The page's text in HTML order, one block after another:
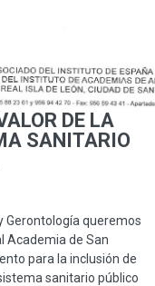
DE LA
SANITARIO
Gerontología queremos
Academia de San
para la inclusión de
sanitario público